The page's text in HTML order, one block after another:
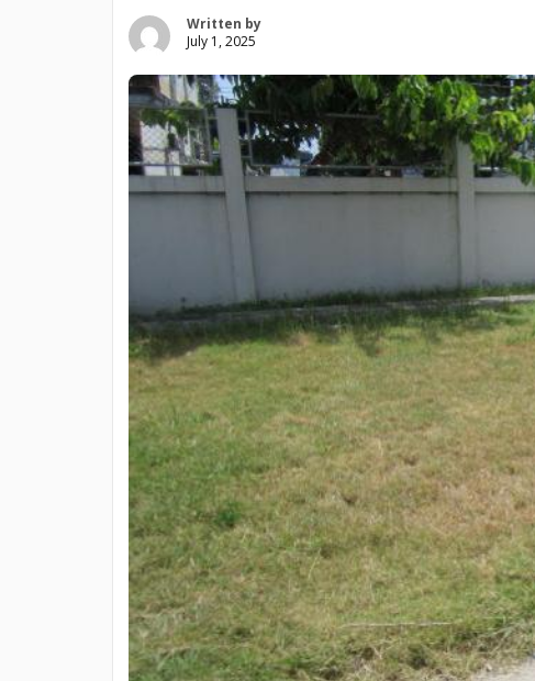
Written by
July 1, 2025